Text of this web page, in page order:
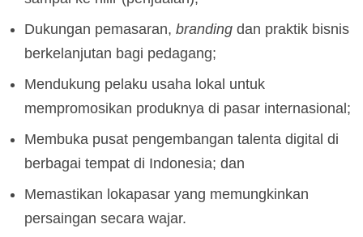
Dukungan pemasaran, branding dan praktik bisnis
berkelanjutan bagi pedagang;
Mendukung pelaku usaha lokal untuk
mempromosikan produknya di pasar internasional;
Membuka pusat pengembangan talenta digital di
berbagai tempat di Indonesia; dan
Memastikan lokapasar yang memungkinkan
persaingan secara wajar.